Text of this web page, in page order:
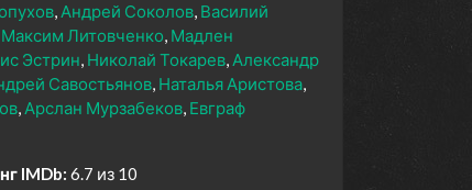
Андрей Соколов Василий
Максим Литовченко Мадлен
Эстрин Николай Токарев Александр
Савостьянов Наталья Аристова
Арслан Мурзабеков Евграф
IMDb: 6.7 из 10